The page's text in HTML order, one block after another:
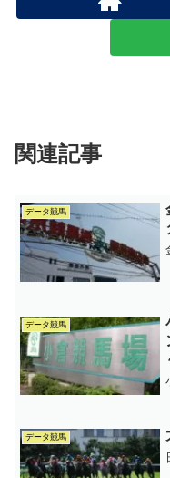
関連記事
データ競馬
データ競馬
データ競馬